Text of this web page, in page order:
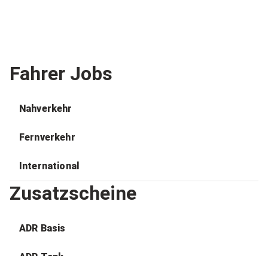
Fahrer Jobs
Nahverkehr
Fernverkehr
International
Zusatzscheine
ADR Basis